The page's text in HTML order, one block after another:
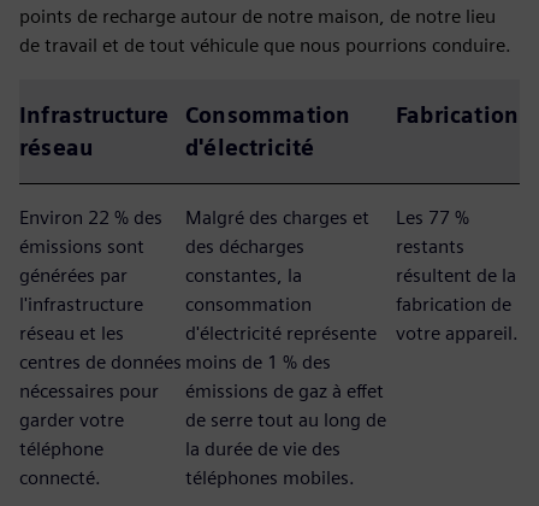
points de recharge autour de notre maison, de notre lieu
de travail et de tout véhicule que nous pourrions conduire.
Infrastructure
réseau
Consommation
d'électricité
Fabrication
Environ 22 % des
émissions sont
générées par
l'infrastructure
réseau et les
centres de données
nécessaires pour
garder votre
téléphone
connecté.
Malgré des charges et
des décharges
constantes, la
consommation
d'électricité représente
moins de 1 % des
émissions de gaz à effet
de serre tout au long de
la durée de vie des
téléphones mobiles.
Les 77 %
restants
résultent de la
fabrication de
votre appareil.